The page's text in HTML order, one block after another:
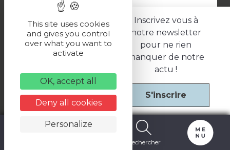
Rechercher
Inscrivez vous à
notre newsletter
pour ne rien
manquer de notre
actu !
S'inscrire
ESPACE PRESSE
LES PARTENAIRES
Politique de confidentialité
Une réalisation
This site uses cookies
and gives you control
over what you want to
activate
OK, accept all
Deny all cookies
Personalize